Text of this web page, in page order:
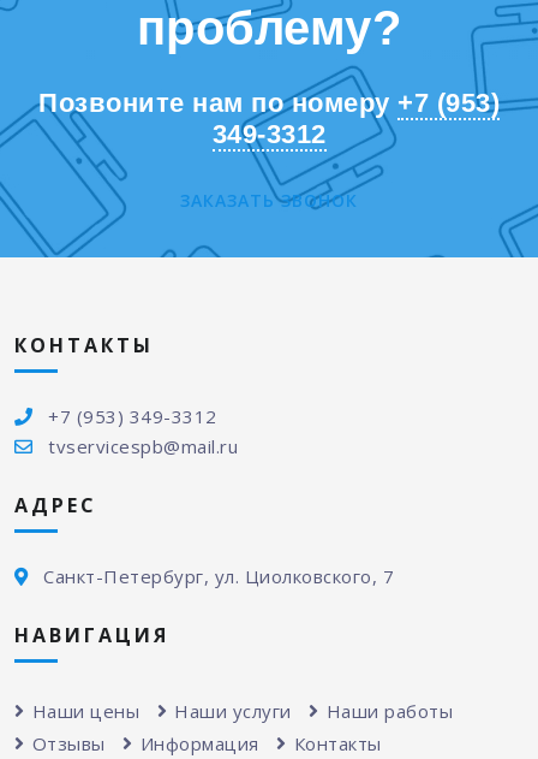
проблему?
Позвоните нам по номеру +7 (953)
349-3312
ЗАКАЗАТЬ ЗВОНОК
КОНТАКТЫ
+7 (953) 349-3312
tvservicespb@mail.ru
АДРЕС
Санкт-Петербург, ул. Циолковского, 7
НАВИГАЦИЯ
Наши цены Наши услуги
Наши работы
Отзывы
Информация Контакты